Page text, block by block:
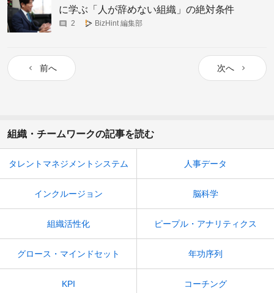
に学ぶ「人が辞めない組織」の絶対条件
2 BizHint 編集部
前へ 次へ
組織・チームワークの記事を読む
タレントマネジメントシステム 人事データ
インクルージョン 脳科学
組織活性化 ピープル・アナリティクス
グロース・マインドセット 年功序列
KPI コーチング